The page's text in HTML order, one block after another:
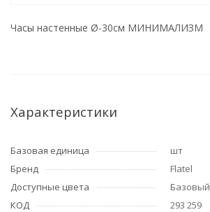
Часы настенные Ø-30см МИНИМАЛИЗМ
Характеристики
Базовая единица
шт
Бренд
Flatel
Доступные цвета
Базовый
КОД
293 259